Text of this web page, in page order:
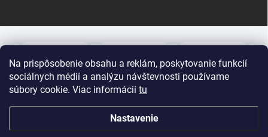
Na prispôsobenie obsahu a reklám, poskytovanie funkcií
sociálnych médií a analýzu návštevnosti používame
súbory cookie. Viac informácií tu
Nastavenie